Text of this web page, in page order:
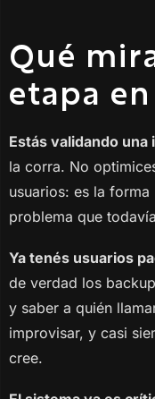
Qué
etapa
Estás validando una
la corra. No
usuarios: es la
problema que
Ya tenés usuarios
de verdad los
y saber a quién
improvisar, y casi
cree.